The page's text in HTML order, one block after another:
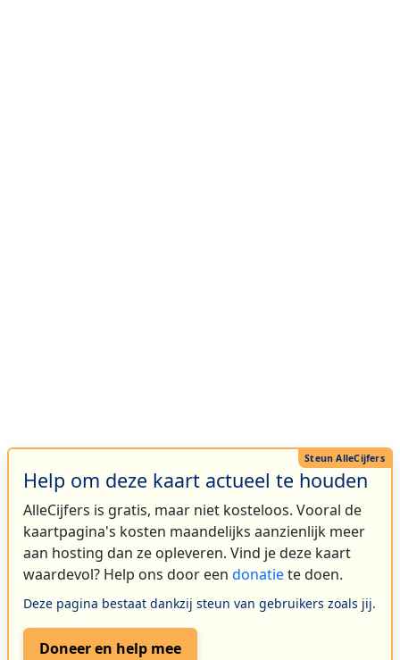
Help om deze kaart actueel te houden
AlleCijfers is gratis, maar niet kosteloos. Vooral de
kaartpagina's kosten maandelijks aanzienlijk meer
aan hosting dan ze opleveren. Vind je deze kaart
waardevol? Help ons door een donatiete doen.
Deze pagina bestaat dankzij steun van gebruikers zoals jij.
Doneer en help mee